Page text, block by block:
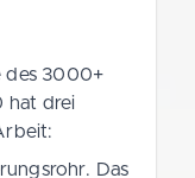
des 3000+
hat drei
Das